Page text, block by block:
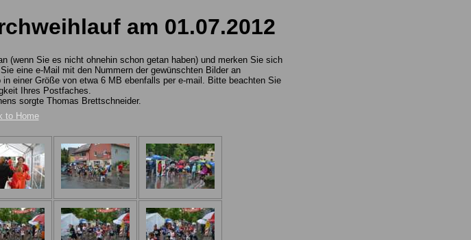
am 01.07.2012
(wenn Sie es nicht ohnehin schon getan haben) und merken Sie sich
eine e-Mail mit den Nummern der gewünschten Bilder an
einer Größe von etwa 6 MB ebenfalls per e-mail. Bitte beachten Sie
Ihres Postfaches.
sorgte Thomas Brettschneider.
to Home